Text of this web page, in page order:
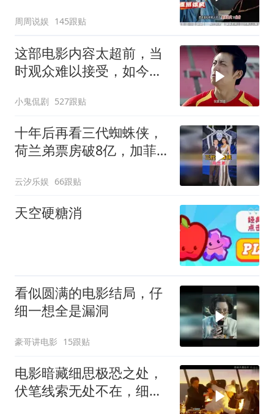
周周说娱 145跟贴
这部电影内容太超前，当
时观众难以接受，如今却
小鬼侃剧 527跟贴
十年后再看三代蜘蛛侠，
荷兰弟票房破8亿，加菲
云汐乐娱 66跟贴
天空硬糖消
看似圆满的电影结局，仔
细一想全是漏洞
豪哥讲电影 15跟贴
电影暗藏细思极恐之处，
伏笔线索无处不在，细节